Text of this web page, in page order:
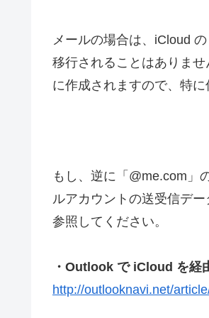
メールの場合は、iCloud
移行されることはありま
に作成されますので、特
もし、逆に「@me.com」
ルアカウントの送受信デ
参照してください。
・Outlook で iCloud を経
http://outlooknavi.net/